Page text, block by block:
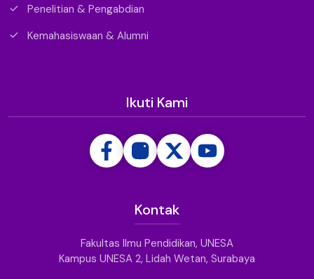
Penelitian & Pengabdian
Kemahasiswaan & Alumni
Ikuti Kami
Kontak
Fakultas Ilmu Pendidikan, UNESA
Kampus UNESA 2, Lidah Wetan, Surabaya